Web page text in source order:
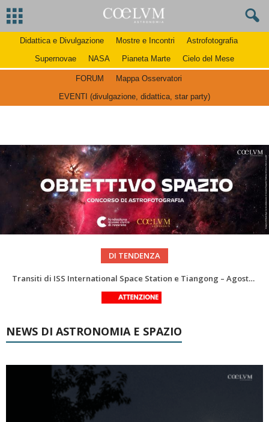
Didattica e Divulgazione Mostre e Incontri
Astrofotografia
Supernovae
NASA Pianeta Marte Cielo del Mese
FORUM
Mappa Osservatori
EVENTI (divulgazione, didattica, star party)
DI TENDENZA
La Luna del Mese – Agosto 2026
Le costellazioni di Agosto 2026: Delfino
NEWS DI ASTRONOMIA E SPAZIO